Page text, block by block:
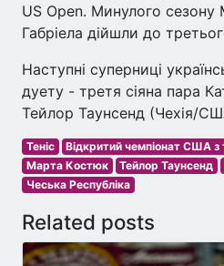
US Open. Минулого
Габріела дійшли до
Наступні суперниці
дуету - третя сіяна пара
Тейлор Таунсенд (Чехія/
Теніс Відкритий чемпіонат США з
Марта Костюк
Тейлор Таунсенд
Чеська Республіка
Related posts